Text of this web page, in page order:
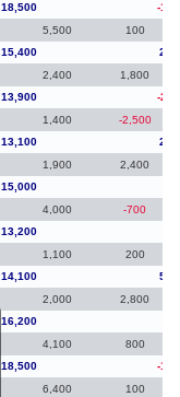
18,500
-
5,500 100
15,400
2,400 1,800
13,900
-
1,400 -2,500
13,100
1,900 2,400
15,000
4,000 -700
13,200
1,100 200
14,100
2,000 2,800
16,200
4,100 800
18,500
-
6,400 100